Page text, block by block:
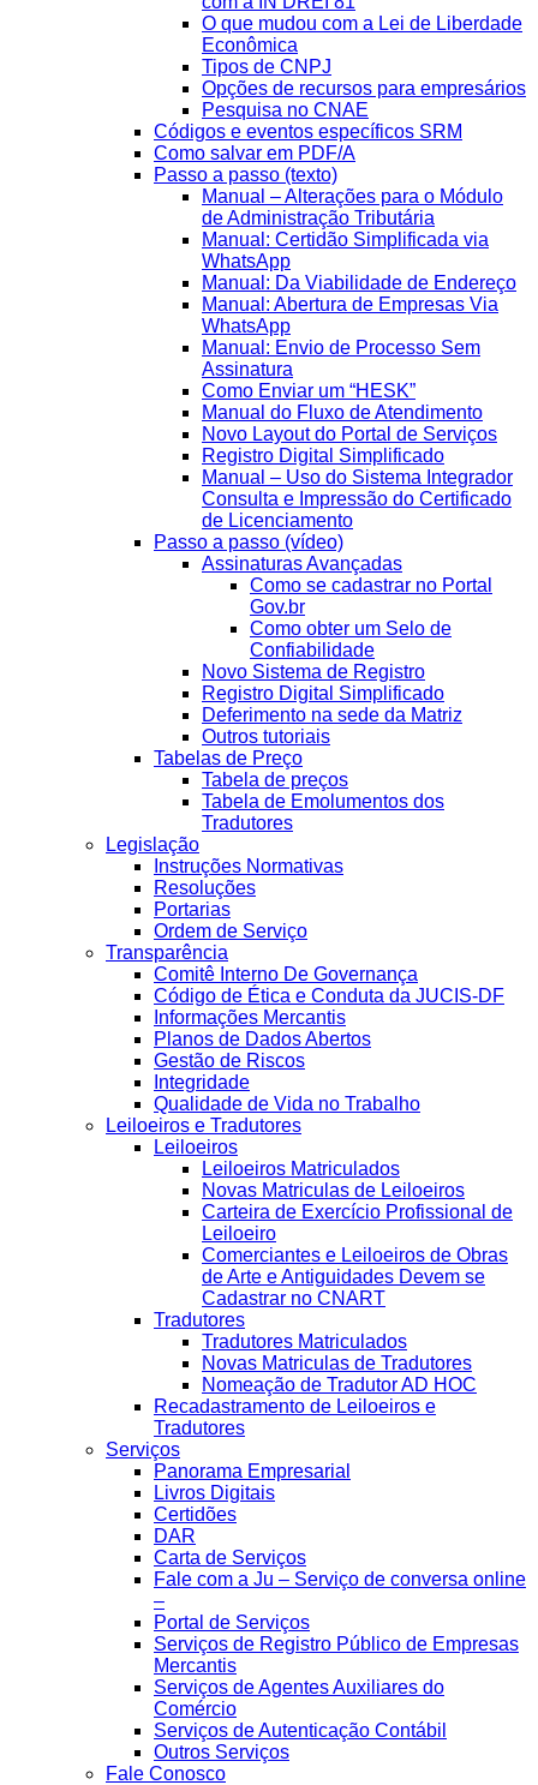
O que mudou com a Lei de Liberdade
Econômica
Tipos de CNPJ
Opções de recursos para empresários
Pesquisa no CNAE
Códigos e eventos específicos SRM
Como salvar em PDF/A
Passo a passo (texto)
Manual – Alterações para o Módulo
de Administração Tributária
Manual: Certidão Simplificada via
WhatsApp
Manual: Da Viabilidade de Endereço
Manual: Abertura de Empresas Via
WhatsApp
Manual: Envio de Processo Sem
Assinatura
Como Enviar um “HESK”
Manual do Fluxo de Atendimento
Novo Layout do Portal de Serviços
Registro Digital Simplificado
Manual – Uso do Sistema Integrador
Consulta e Impressão do Certificado
de Licenciamento
Passo a passo (vídeo)
Assinaturas Avançadas
Como se cadastrar no Portal
Gov.br
Como obter um Selo de
Confiabilidade
Novo Sistema de Registro
Registro Digital Simplificado
Deferimento na sede da Matriz
Outros tutoriais
Tabelas de Preço
Tabela de preços
Tabela de Emolumentos dos
Tradutores
Legislação
Instruções Normativas
Resoluções
Portarias
Ordem de Serviço
Transparência
Comitê Interno De Governança
Código de Ética e Conduta da JUCIS-DF
Informações Mercantis
Planos de Dados Abertos
Gestão de Riscos
Integridade
Qualidade de Vida no Trabalho
Leiloeiros e Tradutores
Leiloeiros
Leiloeiros Matriculados
Novas Matriculas de Leiloeiros
Carteira de Exercício Profissional de
Leiloeiro
Comerciantes e Leiloeiros de Obras
de Arte e Antiguidades Devem se
Cadastrar no CNART
Tradutores
Tradutores Matriculados
Novas Matriculas de Tradutores
Nomeação de Tradutor AD HOC
Recadastramento de Leiloeiros e
Tradutores
Serviços
Panorama Empresarial
Livros Digitais
Certidões
DAR
Carta de Serviços
Fale com a Ju – Serviço de conversa online
–
Portal de Serviços
Serviços de Registro Público de Empresas
Mercantis
Serviços de Agentes Auxiliares do
Comércio
Serviços de Autenticação Contábil
Outros Serviços
Fale Conosco